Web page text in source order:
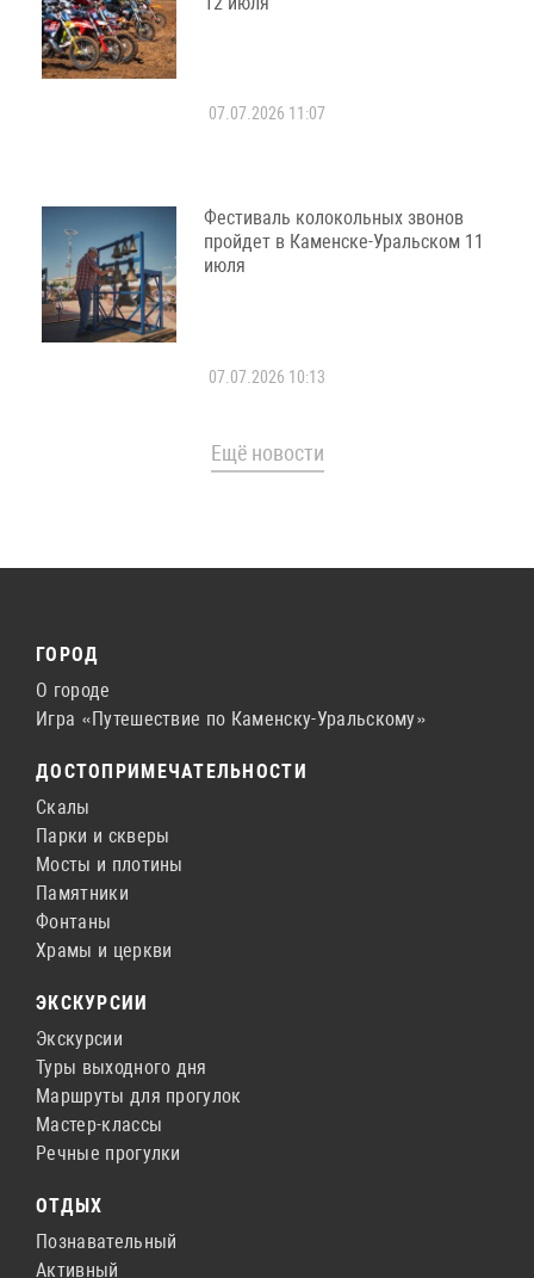
07.07.2026 11:07
Фестиваль колокольных звонов
пройдет в Каменске-Уральском 11
июля
07.07.2026 10:13
Ещё новости
ГОРОД
О городе
Игра «Путешествие по Каменску-Уральскому»
ДОСТОПРИМЕЧАТЕЛЬНОСТИ
Скалы
Парки и скверы
Мосты и плотины
Памятники
Фонтаны
Храмы и церкви
ЭКСКУРСИИ
Экскурсии
Туры выходного дня
Маршруты для прогулок
Мастер-классы
Речные прогулки
ОТДЫХ
Познавательный
Активный